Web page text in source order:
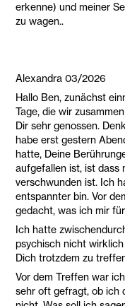
erkenne) und meiner
zu wagen..
Alexandra 03/2026
Hallo Ben, zunächst
Tage, die wir
Dir sehr genossen.
habe erst gestern
hatte, Deine
aufgefallen ist, ist dass
verschwunden ist. Ich
entspannter bin. Vor
gedacht, was ich mir
Ich hatte
psychisch nicht
Dich trotzdem zu
Vor dem Treffen war
sehr oft gefragt, ob ich